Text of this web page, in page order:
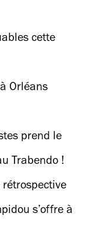
cette
Orléans
prend le
Trabendo !
rétrospective
s’offre à